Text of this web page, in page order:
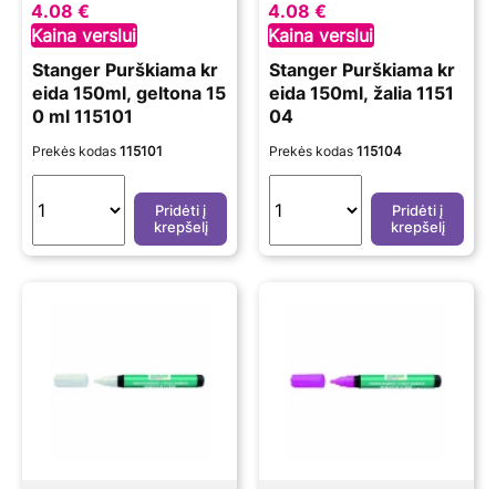
4.08 €
Kaina verslui
Stanger Purškiama kr
eida 150ml, geltona 15
0 ml 115101
Prekės kodas 115101
Pridėti į
krepšelį
4.08 €
Kaina verslui
Stanger Purškiama kr
eida 150ml, žalia 1151
04
Prekės kodas 115104
Pridėti į
krepšelį